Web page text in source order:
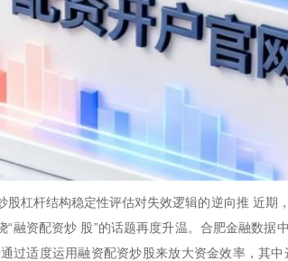
股杠杆结构稳定性评估对失效逻辑的逆向推 近期
“融资配资炒 股”的话题再度升温。合肥金融数据
过适度运用融资配资炒股来放大资金效率，其